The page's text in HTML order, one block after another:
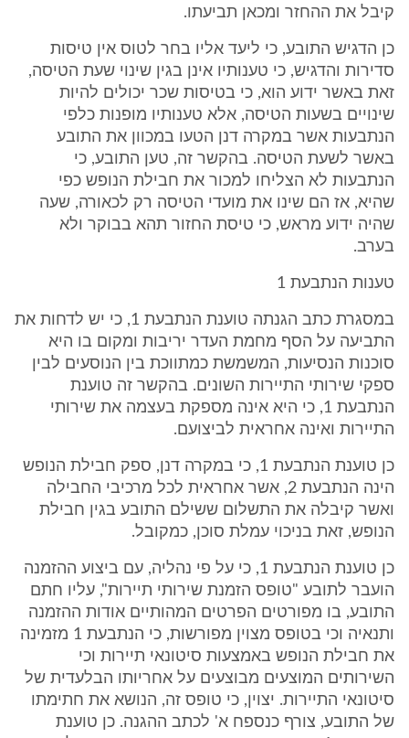
קיבל את ההחזר ומכאן תביעתו.
כן הדגיש התובע, כי ליעד אליו בחר לטוס אין טיסות
סדירות והדגיש, כי טענותיו אינן בגין שינוי שעת הטיסה,
זאת באשר ידוע הוא, כי בטיסות שכר יכולים להיות
שינויים בשעות הטיסה, אלא טענותיו מופנות כלפי
הנתבעות אשר במקרה דנן הטעו במכוון את התובע
באשר לשעת הטיסה. בהקשר זה, טען התובע, כי
הנתבעות לא הצליחו למכור את חבילת הנופש כפי
שהיא, אז הם שינו את מועדי הטיסה רק לכאורה, שעה
שהיה ידוע מראש, כי טיסת החזור תהא בבוקר ולא
בערב.
טענות הנתבעת 1
במסגרת כתב הגנתה טוענת הנתבעת 1, כי יש לדחות את
התביעה על הסף מחמת העדר יריבות ומקום בו היא
סוכנות הנסיעות, המשמשת כמתווכת בין הנוסעים לבין
ספקי שירותי התיירות השונים. בהקשר זה טוענת
הנתבעת 1, כי היא אינה מספקת בעצמה את שירותי
התיירות ואינה אחראית לביצועם.
כן טוענת הנתבעת 1, כי במקרה דנן, ספק חבילת הנופש
הינה הנתבעת 2, אשר אחראית לכל מרכיבי החבילה
ואשר קיבלה את התשלום ששילם התובע בגין חבילת
הנופש, זאת בניכוי עמלת סוכן, כמקובל.
כן טוענת הנתבעת 1, כי על פי נהליה, עם ביצוע ההזמנה
הועבר לתובע "טופס הזמנת שירותי תיירות", עליו חתם
התובע, בו מפורטים הפרטים המהותיים אודות ההזמנה
ותנאיה וכי בטופס מצוין מפורשות, כי הנתבעת 1 מזמינה
את חבילת הנופש באמצעות סיטונאי תיירות וכי
השירותים המוצעים מבוצעים על אחריותו הבלעדית של
סיטונאי התיירות. יצוין, כי טופס זה, הנושא את חתימתו
של התובע, צורף כנספח א' לכתב ההגנה. כן טוענת